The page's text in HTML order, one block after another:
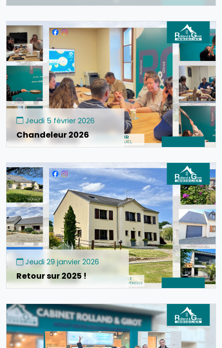
Jeudi 5 février 2026
Chandeleur 2026
Jeudi 29 janvier 2026
Retour sur 2025 !